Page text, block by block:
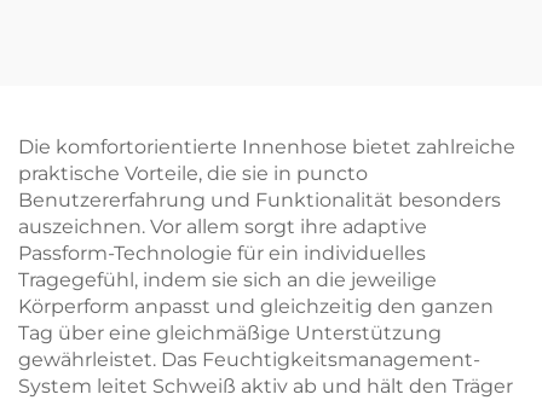
Die komfortorientierte Innenhose bietet zahlreiche
praktische Vorteile, die sie in puncto
Benutzererfahrung und Funktionalität besonders
auszeichnen. Vor allem sorgt ihre adaptive
Passform-Technologie für ein individuelles
Tragegefühl, indem sie sich an die jeweilige
Körperform anpasst und gleichzeitig den ganzen
Tag über eine gleichmäßige Unterstützung
gewährleistet. Das Feuchtigkeitsmanagement-
System leitet Schweiß aktiv ab und hält den Träger